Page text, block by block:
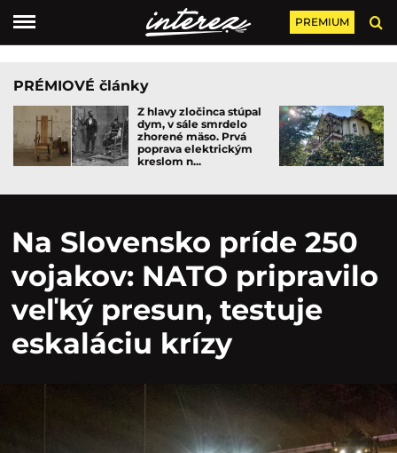
PREMIUM
PRÉMIOVÉ články
Z hlavy zločinca stúpal
dym, v sále smrdelo
zhorené mäso. Prvá
poprava elektrickým
kreslom n...
Na Slovensko príde 250
vojakov: NATO pripravilo
veľký presun, testuje
eskaláciu krízy